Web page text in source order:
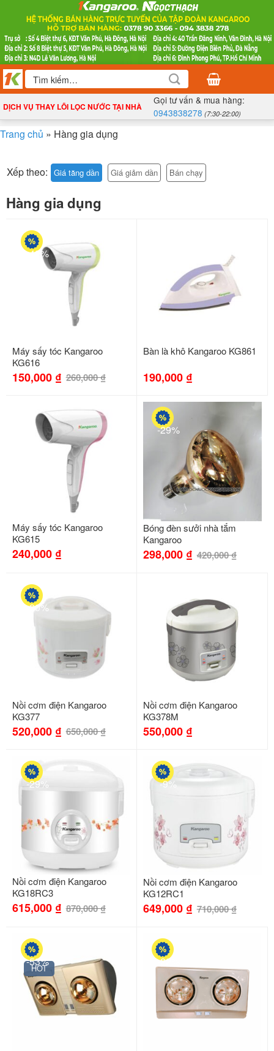
nội
dung
Tìm
kiếm:
DỊCH VỤ THAY LÕI LỌC NƯỚC TẠI NHÀ
Gọi tư vấn & mua hàng:
0943838278 (7:30-22:00)
Trang chủ » Hàng gia dụng
Xếp theo: Giá tăng dần Giá giảm dần Bán chạy
Hàng gia dụng
-42%
Máy sấy tóc Kangaroo
KG616
150,000 ₫ 260,000₫
Bàn là khô Kangaroo KG861
190,000 ₫
Máy sấy tóc Kangaroo
KG615
240,000 ₫
-29%
Bóng đèn sưởi nhà tắm
Kangaroo
298,000 ₫ 420,000₫
-20%
Nồi cơm điện Kangaroo
KG377
520,000 ₫ 650,000₫
Nồi cơm điện Kangaroo
KG378M
550,000 ₫
-29%
Nồi cơm điện Kangaroo
KG18RC3
615,000 ₫ 870,000₫
-9%
Nồi cơm điện Kangaroo
KG12RC1
649,000 ₫ 710,000₫
-53%
HOT -22%